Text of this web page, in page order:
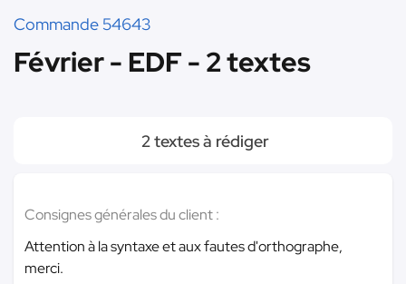
Commande 54643
Février - EDF - 2 textes
2 textes à rédiger
Consignes générales du client :
Attention à la syntaxe et aux fautes d'orthographe,
merci.